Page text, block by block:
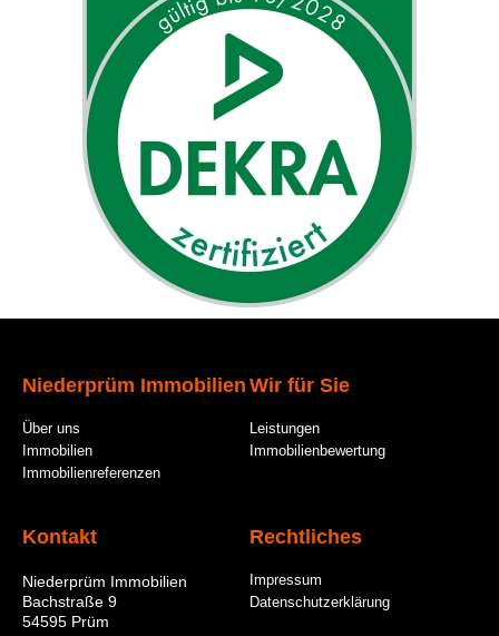
Niederprüm Immobilien
Über uns
Immobilien
Immobilienreferenzen
Wir für Sie
Leistungen
Immobilienbewertung
Kontakt
Niederprüm Immobilien
Bachstraße 9
54595 Prüm
Rechtliches
Impressum
Datenschutzerklärung